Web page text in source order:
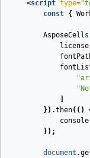
<script type=
const {
AsposeCells
license
}).then( ()
console
});
document .